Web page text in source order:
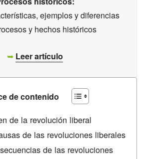
ejemplos y diferencias
y hechos históricos
➥ Leer artículo
de contenido
de la revolución liberal
de las revoluciones liberales
de las revoluciones